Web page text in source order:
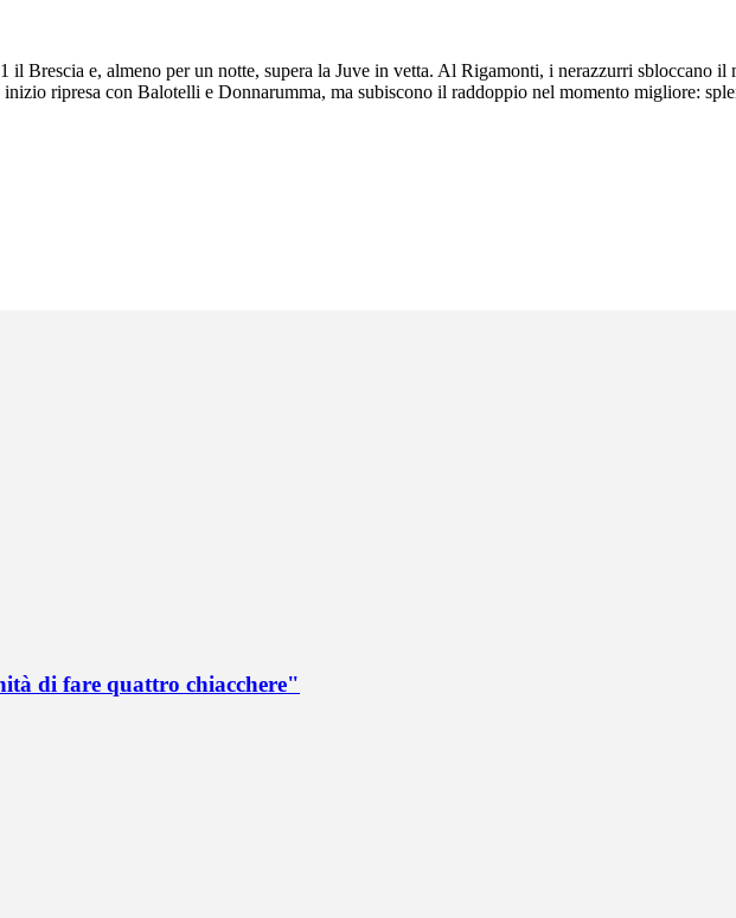
Brescia e, almeno per un notte, supera la Juve in vetta. Al Rigamonti, i nerazzurri sbloccano
ripresa con Balotelli e Donnarumma, ma subiscono il raddoppio nel momento migliore:
di fare quattro chiacchere"